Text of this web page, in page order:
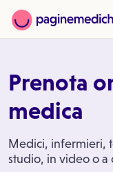
Prenota
medica
Medici, infermieri,
studio, in video o a